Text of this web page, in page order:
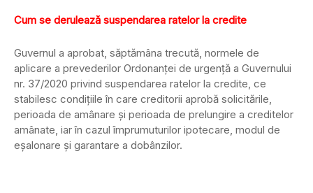
Cum se derulează suspendarea ratelor la credite
Guvernul a aprobat, săptămâna trecută, normele de
aplicare a prevederilor Ordonanţei de urgenţă a Guvernului
nr. 37/2020 privind suspendarea ratelor la credite, ce
stabilesc condiţiile în care creditorii aprobă solicitările,
perioada de amânare şi perioada de prelungire a creditelor
amânate, iar în cazul împrumuturilor ipotecare, modul de
eşalonare şi garantare a dobânzilor.